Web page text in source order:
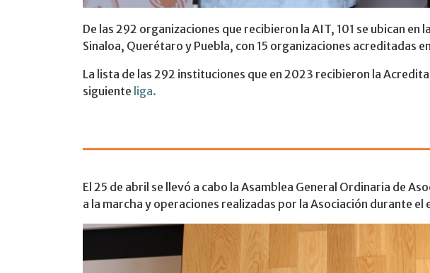
De las 292 organizaciones que recibieron la AIT, 101 se ubican
Sinaloa, Querétaro y Puebla, con 15 organizaciones acreditadas
La lista de las 292 instituciones que en 2023 recibieron la
siguiente liga.
Se celebró la
El 25 de abril se llevó a cabo la Asamblea General Ordinaria de
a la marcha y operaciones realizadas por la Asociación durante el